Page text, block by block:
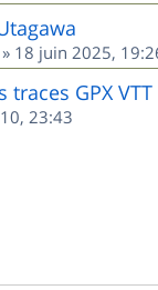
» 18 juin 2025,
traces GPX
23:43